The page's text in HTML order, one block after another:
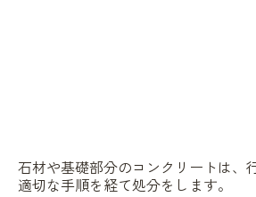
石材や基礎部分のコンクリートは、
適切な手順を経て処分をします。